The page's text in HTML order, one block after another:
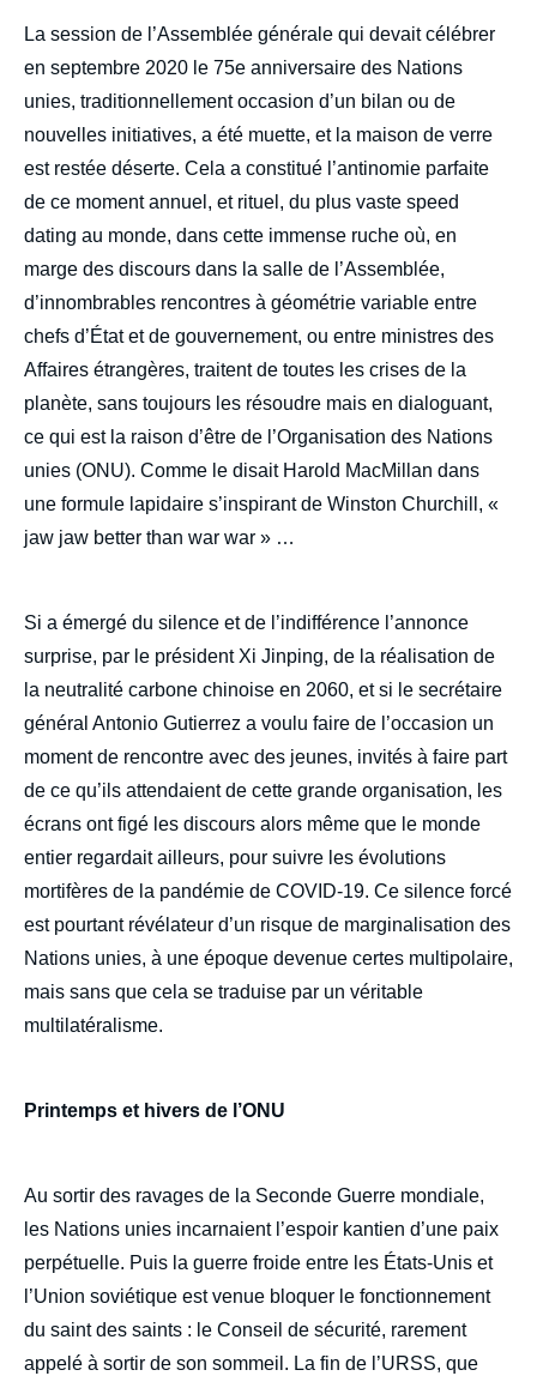
body
La session de l’Assemblée générale qui devait célébrer
en septembre 2020 le 75e anniversaire des Nations
unies, traditionnellement occasion d’un bilan ou de
nouvelles initiatives, a été muette, et la maison de verre
est restée déserte. Cela a constitué l’antinomie parfaite
de ce moment annuel, et rituel, du plus vaste speed
dating au monde, dans cette immense ruche où, en
marge des discours dans la salle de l’Assemblée,
d’innombrables rencontres à géométrie variable entre
chefs d’État et de gouvernement, ou entre ministres des
Affaires étrangères, traitent de toutes les crises de la
planète, sans toujours les résoudre mais en dialoguant,
ce qui est la raison d’être de l’Organisation des Nations
unies (ONU). Comme le disait Harold MacMillan dans
une formule lapidaire s’inspirant de Winston Churchill, «
jaw jaw better than war war » …
Si a émergé du silence et de l’indifférence l’annonce
surprise, par le président Xi Jinping, de la réalisation de
la neutralité carbone chinoise en 2060, et si le secrétaire
général Antonio Gutierrez a voulu faire de l’occasion un
moment de rencontre avec des jeunes, invités à faire part
de ce qu’ils attendaient de cette grande organisation, les
écrans ont figé les discours alors même que le monde
entier regardait ailleurs, pour suivre les évolutions
mortifères de la pandémie de COVID-19. Ce silence forcé
est pourtant révélateur d’un risque de marginalisation des
Nations unies, à une époque devenue certes multipolaire,
mais sans que cela se traduise par un véritable
multilatéralisme.
Printemps et hivers de l’ONU
Au sortir des ravages de la Seconde Guerre mondiale,
les Nations unies incarnaient l’espoir kantien d’une paix
perpétuelle. Puis la guerre froide entre les États-Unis et
l’Union soviétique est venue bloquer le fonctionnement
du saint des saints : le Conseil de sécurité, rarement
appelé à sortir de son sommeil. La fin de l’URSS, que